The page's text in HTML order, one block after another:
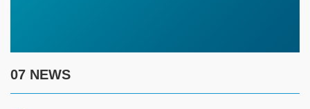
07 NEWS